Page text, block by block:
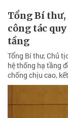
Tổng Bí
công tác
tầng
Tổng Bí thư, Chủ
hệ thống hạ tầng
chống chịu cao,